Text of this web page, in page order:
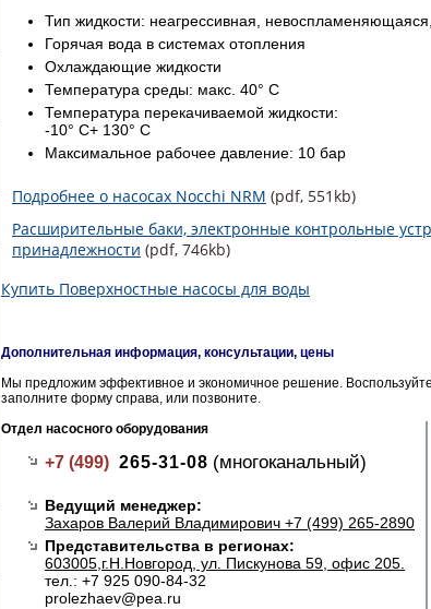
Тип жидкости: неагрессивная,
Горячая вода в системах отопления
Охлаждающие жидкости
Температура среды: макс. 40° С
Температура перекачиваемой жидкости:
-10° С+ 130° С
Максимальное рабочее давление: 10 бар
Подробнее о насосах Nocchi NRM (pdf, 551kb)
Расширительные баки, электронные контрольные
принадлежности (pdf, 746kb)
Купить Поверхностные насосы для воды
Дополнительная информация, консультации, цены
Мы предложим эффективное и экономичное решение.
заполните форму справа, или позвоните.
Отдел насосного оборудования
+7 (499) 265-31-08 (многоканальный)
Ведущий менеджер:
Захаров Валерий Владимирович +7 (499) 265-2890
Представительства в регионах:
603005,г.Н.Новгород, ул. Пискунова 59, офис 205.
тел.: +7 925 090-84-32
prolezhaev@pea.ru